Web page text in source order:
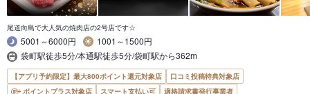
尾道向島で大人気の焼肉店の2号店です☆
5001～6000円
1001～1500円
袋町駅徒歩5分/本通駅徒歩5分/袋町駅から362m
【アプリ予約限定】最大800ポイント還元対象店
口コミ投稿特典対象店
ポイントプラス対象店
スマート支払い可 適格請求書発行事業者